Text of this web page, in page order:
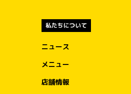
私たちについて
ニュース
メニュー
店舗情報